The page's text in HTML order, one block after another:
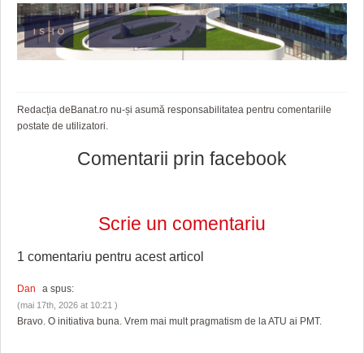
Redacția deBanat.ro nu-și asumă responsabilitatea pentru comentariile
postate de utilizatori.
Comentarii prin facebook
Scrie un comentariu
1 comentariu pentru acest articol
Dan a spus:
(mai 17th, 2026 at 10:21 )
Bravo. O initiativa buna. Vrem mai mult pragmatism de la ATU ai PMT.